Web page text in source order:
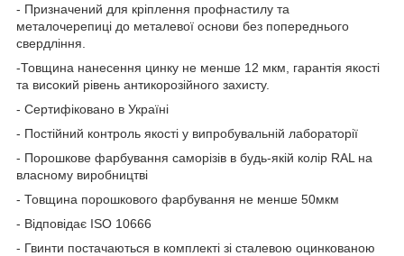
- Призначений для кріплення профнастилу та
металочерепиці до металевої основи без попереднього
свердління.
-Товщина нанесення цинку не менше 12 мкм, гарантія якості
та високий рівень антикорозійного захисту.
- Сертифіковано в Україні
- Постійний контроль якості у випробувальній лабораторії
- Порошкове фарбування саморізів в будь-якій колір RAL на
власному виробництві
- Товщина порошкового фарбування не менше 50мкм
- Відповідає ІSO 10666
- Гвинти постачаються в комплекті зі сталевою оцинкованою